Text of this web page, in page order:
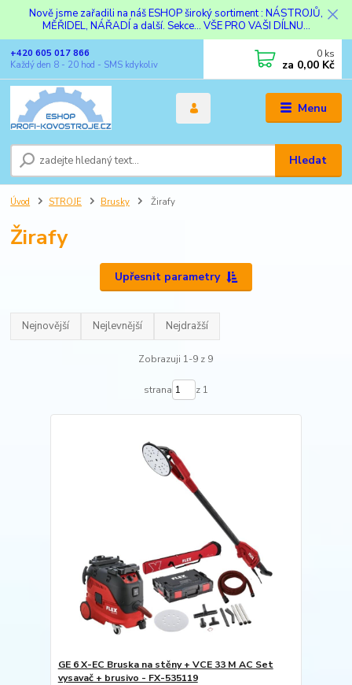
Nově jsme zařadili na náš ESHOP široký sortiment : NÁSTROJŮ,
MĚŘIDEL, NÁŘADÍ a další. Sekce... VŠE PRO VAŠI DÍLNU...
Menu
Hledat
+420 605 017 866
Každý den 8 - 20 hod - SMS kdykoliv
0 ks
za 0,00 Kč
Úvod STROJE Brusky Žirafy
Žirafy
Upřesnit parametry
Nejnovější Nejlevnější Nejdražší
Zobrazuji 1-9 z 9
strana z 1
GE 6 X-EC Bruska na stěny + VCE 33 M AC Set
vysavač + brusivo - FX-535119